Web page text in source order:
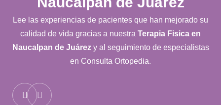
Lee las experiencias de pacientes que han mejorado su
calidad de vida gracias a nuestra Terapia Fisica en
Naucalpan de Juárezy al seguimiento de especialistas
en Consulta Ortopedia.